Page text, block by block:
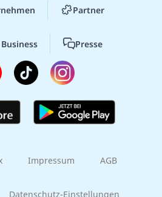
Partner
Presse
Impressum AGB
Datenschutz-Einstellungen